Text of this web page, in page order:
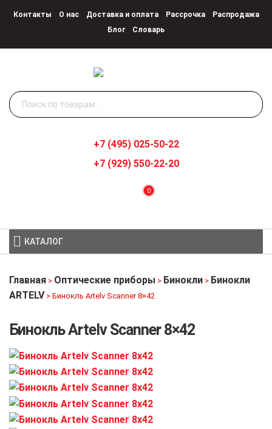
Контакты О нас Доставка и оплата Рассрочка
Распродажа
Блог
Словарь
Искать:
0
+7 (495) 025-50-22
+7 (929) 550-22-20
КАТАЛОГ
Главная > Оптические приборы > Бинокли > Бинокли
ARTELV > Бинокль Artelv Scanner 8×42
Бинокль Artelv Scanner 8×42